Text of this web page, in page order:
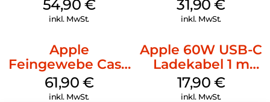
54,90 €
inkl. MwSt.
31,90€
inkl. MwSt.
Apple
Feingewebe Case
iPhone 15 Pro
MagSafe Schwarz
61,90 €
inkl. MwSt.
Apple 60W USB-C
Ladekabel 1 m
Weiß
17,90 €
inkl. MwSt.